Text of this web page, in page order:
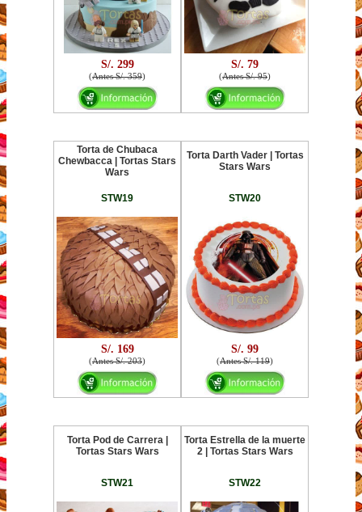
S/. 299
(Antes S/. 359)
S/. 79
(Antes S/. 95)
Torta de Chubaca
Chewbacca | Tortas Stars
Wars
STW19
S/. 169
(Antes S/. 203)
Torta Darth Vader | Tortas
Stars Wars
STW20
S/. 99
(Antes S/. 119)
Torta Pod de Carrera |
Tortas Stars Wars
STW21
Torta Estrella de la muerte
2 | Tortas Stars Wars
STW22